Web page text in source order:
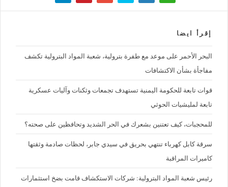
إقرأ ايضا
البحر الأحمر على موعد مع طفرة بترولية، شعبة المواد البترولية تكشف
مفاجأة بشأن الاكتشافات
قوات تابعة للحكومة اليمنية تستهدف تجمعات وثكنات وآليات عسكرية
تابعة لمليشيات الحوثي
للمحجبات، كيف تعتنين بشعرك في الحر الشديد وتحافظين على صحته؟
سرقة كابل كهرباء تنتهي بحريق في سيدي جابر، لحظات صادمة وثقتها
كاميرات المراقبة
رئيس شعبة المواد البترولية: شركات الاستكشاف قامت بضخ استثمارات